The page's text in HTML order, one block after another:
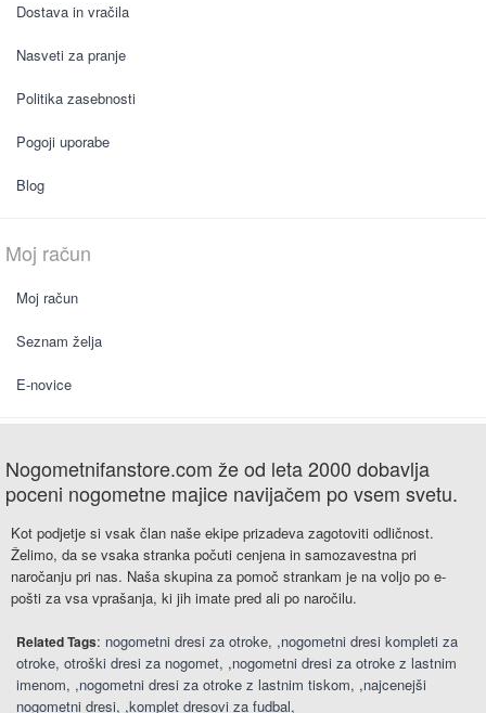
Dostava in vračila
Nasveti za pranje
Politika zasebnosti
Pogoji uporabe
Blog
Moj račun
Moj račun
Seznam želja
E-novice
Nogometnifanstore.com že od leta 2000 dobavlja
poceni nogometne majice navijačem po vsem svetu.
Kot podjetje si vsak član naše ekipe prizadeva zagotoviti odličnost.
Želimo, da se vsaka stranka počuti cenjena in samozavestna pri
naročanju pri nas. Naša skupina za pomoč strankam je na voljo po e-
pošti za vsa vprašanja, ki jih imate pred ali po naročilu.
Related Tags: nogometni dresi za otroke ,nogometni dresi kompleti za
otroke otroški dresi za nogomet ,nogometni dresi za otroke z lastnim
imenom ,nogometni dresi za otroke z lastnim tiskom ,najcenejši
nogometni dresi ,komplet dresovi za fudbal